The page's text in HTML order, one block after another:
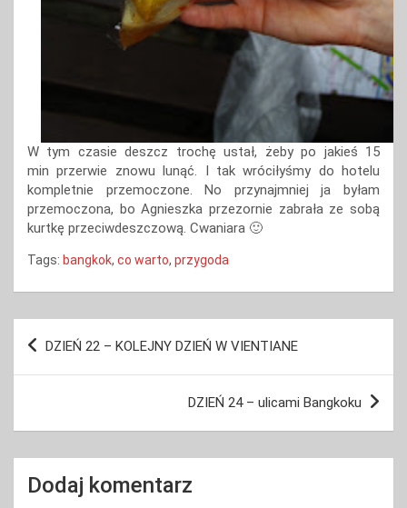
W tym czasie deszcz trochę ustał, żeby po jakieś 15
min przerwie znowu lunąć. I tak wróciłyśmy do hotelu
kompletnie przemoczone. No przynajmniej ja byłam
przemoczona, bo Agnieszka przezornie zabrała ze sobą
kurtkę przeciwdeszczową. Cwaniara 🙂
Tags: bangkok, co warto, przygoda
Nawigacja
wpisu
DZIEŃ 22 – KOLEJNY DZIEŃ W VIENTIANE
DZIEŃ 24 – ulicami Bangkoku
Dodaj komentarz